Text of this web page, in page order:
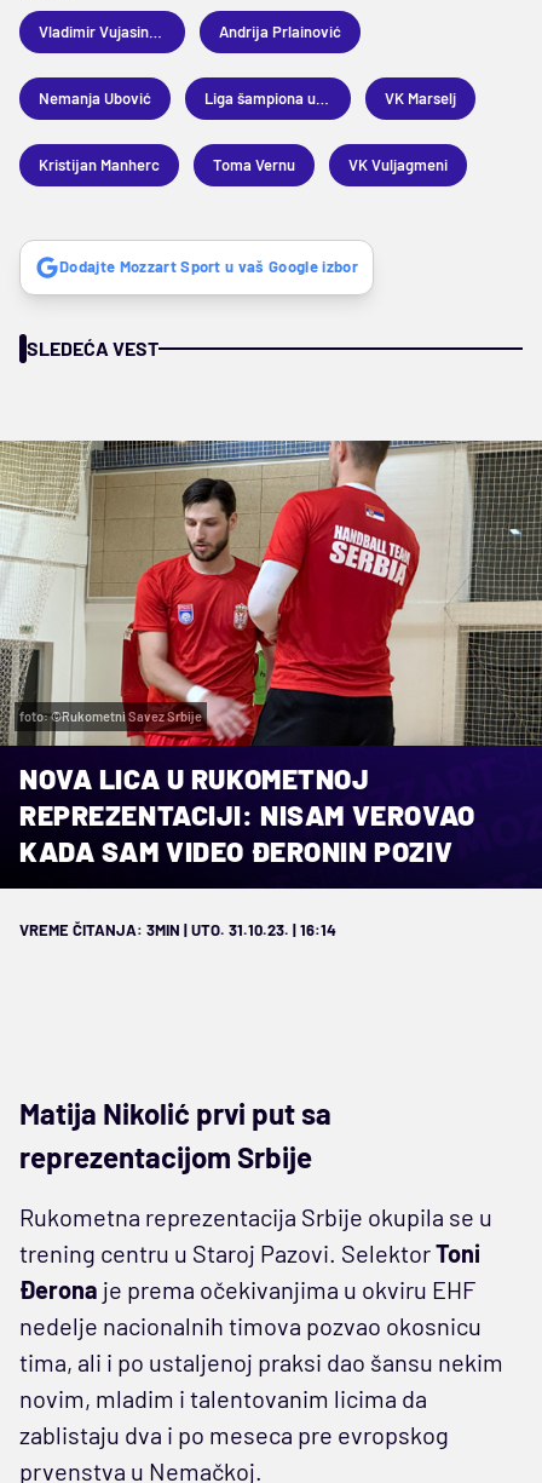
Andrija Prlainović
Nemanja Ubović VK Marselj
Kristijan Manherc Toma Vernu VK Vuljagmeni
Dodajte Mozzart Sport u vaš Google izbor
SLEDEĆA VEST
foto: ©Rukometni Savez Srbije
NOVA LICA U RUKOMETNOJ
REPREZENTACIJI: NISAM VEROVAO
KADA SAM VIDEO ĐERONIN POZIV
VREME ČITANJA: 3MIN | UTO. 31.10.23. | 16:14
Matija Nikolić prvi put sa
reprezentacijom Srbije
Rukometna reprezentacija Srbije okupila se u
trening centru u Staroj Pazovi. SelektorToni
Đerona je prema očekivanjima u okviru EHF
nedelje nacionalnih timova pozvao okosnicu
tima, ali i po ustaljenoj praksi dao šansu nekim
novim, mladim i talentovanim licima da
zablistaju dva i po meseca pre evropskog
prvenstva u Nemačkoj.